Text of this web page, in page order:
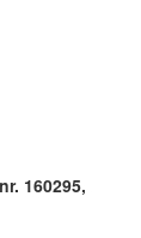
160295,